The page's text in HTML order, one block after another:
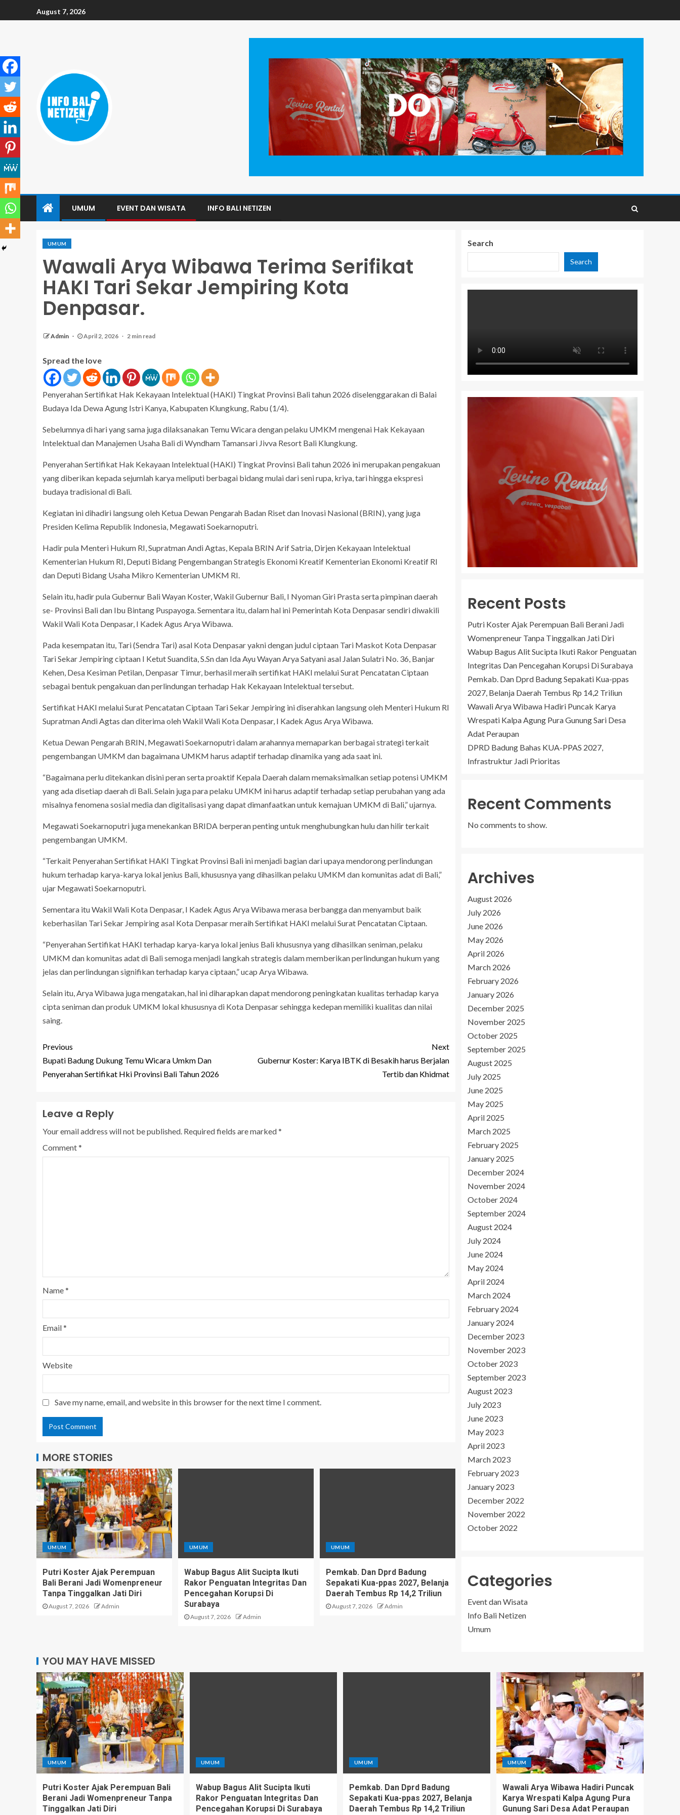
August 7, 2026
UMUM EVENT DAN WISATA INFO BALI NETIZEN
UMUM
Wawali Arya Wibawa Terima Serifikat
HAKI Tari Sekar Jempiring Kota
Denpasar.
Admin April 2, 2026 2 min read
Spread the love
Penyerahan Sertifikat Hak Kekayaan Intelektual (HAKI) Tingkat Provinsi Bali tahun 2026 diselenggarakan di Balai
Budaya Ida Dewa Agung Istri Kanya, Kabupaten Klungkung, Rabu (1/4).
Sebelumnya di hari yang sama juga dilaksanakan Temu Wicara dengan pelaku UMKM mengenai Hak Kekayaan
Intelektual dan Manajemen Usaha Bali di Wyndham Tamansari Jivva Resort Bali Klungkung.
Penyerahan Sertifikat Hak Kekayaan Intelektual (HAKI) Tingkat Provinsi Bali tahun 2026 ini merupakan pengakuan
yang diberikan kepada sejumlah karya meliputi berbagai bidang mulai dari seni rupa, kriya, tari hingga ekspresi
budaya tradisional di Bali.
Kegiatan ini dihadiri langsung oleh Ketua Dewan Pengarah Badan Riset dan Inovasi Nasional (BRIN), yang juga
Presiden Kelima Republik Indonesia, Megawati Soekarnoputri.
Hadir pula Menteri Hukum RI, Supratman Andi Agtas, Kepala BRIN Arif Satria, Dirjen Kekayaan Intelektual
Kementerian Hukum RI, Deputi Bidang Pengembangan Strategis Ekonomi Kreatif Kementerian Ekonomi Kreatif RI
dan Deputi Bidang Usaha Mikro Kementerian UMKM RI.
Selain itu, hadir pula Gubernur Bali Wayan Koster, Wakil Gubernur Bali, I Nyoman Giri Prasta serta pimpinan daerah
se- Provinsi Bali dan Ibu Bintang Puspayoga. Sementara itu, dalam hal ini Pemerintah Kota Denpasar sendiri diwakili
Wakil Wali Kota Denpasar, I Kadek Agus Arya Wibawa.
Pada kesempatan itu, Tari (Sendra Tari) asal Kota Denpasar yakni dengan judul ciptaan Tari Maskot Kota Denpasar
Tari Sekar Jempiring ciptaan I Ketut Suandita, S.Sn dan Ida Ayu Wayan Arya Satyani asal Jalan Sulatri No. 36, Banjar
Kehen, Desa Kesiman Petilan, Denpasar Timur, berhasil meraih sertifikat HAKI melalui Surat Pencatatan Ciptaan
sebagai bentuk pengakuan dan perlindungan terhadap Hak Kekayaan Intelektual tersebut.
Sertifikat HAKI melalui Surat Pencatatan Ciptaan Tari Sekar Jempiring ini diserahkan langsung oleh Menteri Hukum RI
Supratman Andi Agtas dan diterima oleh Wakil Wali Kota Denpasar, I Kadek Agus Arya Wibawa.
Ketua Dewan Pengarah BRIN, Megawati Soekarnoputri dalam arahannya memaparkan berbagai strategi terkait
pengembangan UMKM dan bagaimana UMKM harus adaptif terhadap dinamika yang ada saat ini.
“Bagaimana perlu ditekankan disini peran serta proaktif Kepala Daerah dalam memaksimalkan setiap potensi UMKM
yang ada disetiap daerah di Bali. Selain juga para pelaku UMKM ini harus adaptif terhadap setiap perubahan yang ada
misalnya fenomena sosial media dan digitalisasi yang dapat dimanfaatkan untuk kemajuan UMKM di Bali,” ujarnya.
Megawati Soekarnoputri juga menekankan BRIDA berperan penting untuk menghubungkan hulu dan hilir terkait
pengembangan UMKM.
“Terkait Penyerahan Sertifikat HAKI Tingkat Provinsi Bali ini menjadi bagian dari upaya mendorong perlindungan
hukum terhadap karya-karya lokal jenius Bali, khususnya yang dihasilkan pelaku UMKM dan komunitas adat di Bali,”
ujar Megawati Soekarnoputri.
Sementara itu Wakil Wali Kota Denpasar, I Kadek Agus Arya Wibawa merasa berbangga dan menyambut baik
keberhasilan Tari Sekar Jempiring asal Kota Denpasar meraih Sertifikat HAKI melalui Surat Pencatatan Ciptaan.
“Penyerahan Sertifikat HAKI terhadap karya-karya lokal jenius Bali khususnya yang dihasilkan seniman, pelaku
UMKM dan komunitas adat di Bali semoga menjadi langkah strategis dalam memberikan perlindungan hukum yang
jelas dan perlindungan signifikan terhadap karya ciptaan,” ucap Arya Wibawa.
Selain itu, Arya Wibawa juga mengatakan, hal ini diharapkan dapat mendorong peningkatan kualitas terhadap karya
cipta seniman dan produk UMKM lokal khususnya di Kota Denpasar sehingga kedepan memiliki kualitas dan nilai
saing.
Previous
Bupati Badung Dukung Temu Wicara Umkm Dan
Penyerahan Sertifikat Hki Provinsi Bali Tahun 2026
Next
Gubernur Koster: Karya IBTK di Besakih harus Berjalan
Tertib dan Khidmat
Leave a Reply
Your email address will not be published. Required fields are marked*
Comment*
Name*
Email*
Website
Save my name, email, and website in this browser for the next time I comment.
MORE STORIES
UMUM
Putri Koster Ajak Perempuan
Bali Berani Jadi Womenpreneur
Tanpa Tinggalkan Jati Diri
August 7, 2026 Admin
UMUM
Wabup Bagus Alit Sucipta Ikuti
Rakor Penguatan Integritas Dan
Pencegahan Korupsi Di
Surabaya
August 7, 2026 Admin
UMUM
Pemkab. Dan Dprd Badung
Sepakati Kua-ppas 2027, Belanja
Daerah Tembus Rp 14,2 Triliun
August 7, 2026 Admin
Search
Search
Recent Posts
Putri Koster Ajak Perempuan Bali Berani Jadi
Womenpreneur Tanpa Tinggalkan Jati Diri
Wabup Bagus Alit Sucipta Ikuti Rakor Penguatan
Integritas Dan Pencegahan Korupsi Di Surabaya
Pemkab. Dan Dprd Badung Sepakati Kua-ppas
2027, Belanja Daerah Tembus Rp 14,2 Triliun
Wawali Arya Wibawa Hadiri Puncak Karya
Wrespati Kalpa Agung Pura Gunung Sari Desa
Adat Peraupan
DPRD Badung Bahas KUA-PPAS 2027,
Infrastruktur Jadi Prioritas
Recent Comments
No comments to show.
Archives
August 2026
July 2026
June 2026
May 2026
April 2026
March 2026
February 2026
January 2026
December 2025
November 2025
October 2025
September 2025
August 2025
July 2025
June 2025
May 2025
April 2025
March 2025
February 2025
January 2025
December 2024
November 2024
October 2024
September 2024
August 2024
July 2024
June 2024
May 2024
April 2024
March 2024
February 2024
January 2024
December 2023
November 2023
October 2023
September 2023
August 2023
July 2023
June 2023
May 2023
April 2023
March 2023
February 2023
January 2023
December 2022
November 2022
October 2022
Categories
Event dan Wisata
Info Bali Netizen
Umum
YOU MAY HAVE MISSED
UMUM
Putri Koster Ajak Perempuan Bali
Berani Jadi Womenpreneur Tanpa
Tinggalkan Jati Diri
UMUM
Wabup Bagus Alit Sucipta Ikuti
Rakor Penguatan Integritas Dan
Pencegahan Korupsi Di Surabaya
UMUM
Pemkab. Dan Dprd Badung
Sepakati Kua-ppas 2027, Belanja
Daerah Tembus Rp 14,2 Triliun
UMUM
Wawali Arya Wibawa Hadiri Puncak
Karya Wrespati Kalpa Agung Pura
Gunung Sari Desa Adat Peraupan